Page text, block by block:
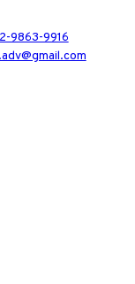
9863-9916